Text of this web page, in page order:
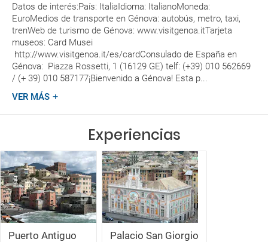
Datos de interés:País: ItaliaIdioma: ItalianoMoneda:
EuroMedios de transporte en Génova: autobús, metro, taxi,
trenWeb de turismo de Génova: www.visitgenoa.itTarjeta
museos: Card Musei
http://www.visitgenoa.it/es/cardConsulado de España en
Génova: Piazza Rossetti, 1 (16129 GE) telf: (+39) 010 562669
/ (+ 39) 010 587177¡Bienvenido a Génova! Esta p...
VER MÁS
Experiencias
Puerto Antiguo Palacio San Giorgio